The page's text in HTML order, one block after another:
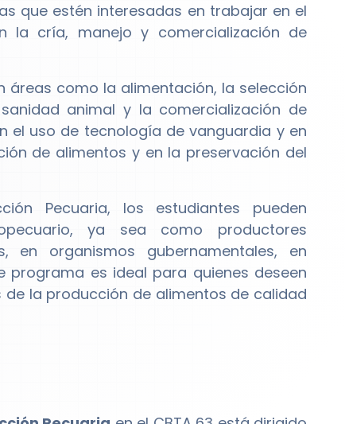
que estén interesadas en trabajar en el
la cría, manejo y comercialización de
áreas como la alimentación, la selección
animal y la comercialización de
el uso de tecnología de vanguardia y en
de alimentos y en la preservación del
Pecuaria, los estudiantes pueden
ya sea como productores
en organismos gubernamentales, en
programa es ideal para quienes deseen
la producción de alimentos de calidad